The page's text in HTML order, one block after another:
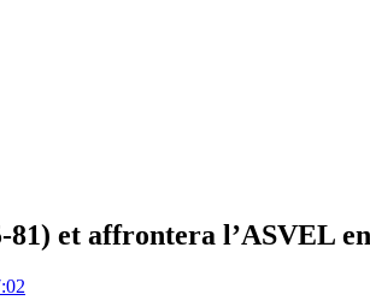
81) et affrontera l’ASVEL